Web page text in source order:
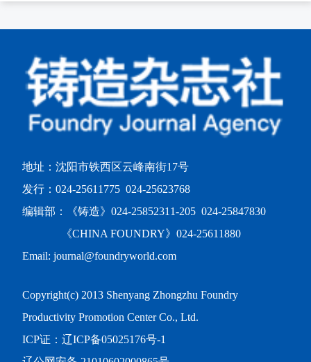
地址：沈阳市铁西区云峰南街17号
发行：024-25611775 024-25623768
编辑部：《铸造》024-25852311-205 024-25847830
《CHINA FOUNDRY》024-25611880
Email: journal@foundryworld.com
Copyright(c) 2013 Shenyang Zhongzhu Foundry
Productivity Promotion Center Co., Ltd.
ICP证： 辽ICP备05025176号-1